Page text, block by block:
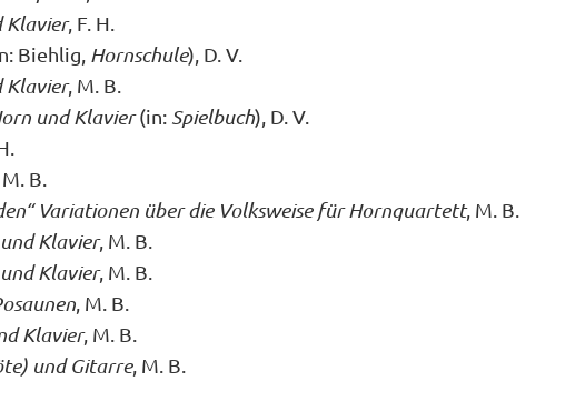
Klavier, F. H.
Biehlig, Hornschule), D. V.
Klavier, M. B.
und Klavier(in: Spielbuch), D. V.
B.
Variationen über die Volksweise für Hornquartett, M. B.
Klavier, M. B.
Klavier, M. B.
, M. B.
Klavier, M. B.
und Gitarre, M. B.